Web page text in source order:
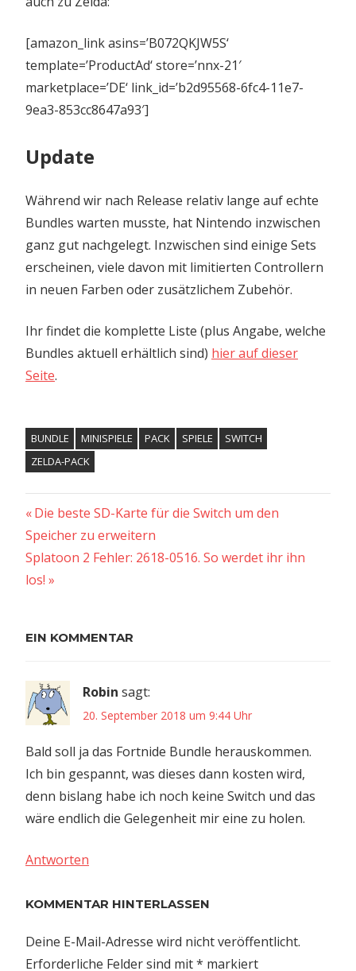
[amazon_link asins=’B072QKJW5S‘
template=’ProductAd‘ store=’nnx-21′
marketplace=’DE‘ link_id=’b2d95568-6fc4-11e7-
9ea3-853cc8647a93′]
Update
Während wir nach Release relativ lange auf echte
Bundles warten musste, hat Nintendo inzwischen
ganz gut nachgelegt. Inzwischen sind einige Sets
erscheinen, viele davon mit limitierten Controllern
in neuen Farben oder zusätzlichem Zubehör.
Ihr findet die komplette Liste (plus Angabe, welche
Bundles aktuell erhältlich sind) hier auf dieser
Seite.
BUNDLE MINISPIELE PACK SPIELE
SWITCH
ZELDA-PACK
Beitragsnavigation
Vorheriger
Beitrag:
Die beste SD-Karte für die Switch um den
Speicher zu erweitern
Nächster
Beitrag:
Splatoon 2 Fehler: 2618-0516. So werdet ihr ihn
los!
EIN KOMMENTAR
Robin sagt:
20. September 2018 um 9:44 Uhr
Bald soll ja das Fortnide Bundle herauskommen.
Ich bin gespannt, was dieses dann kosten wird,
denn bislang habe ich noch keine Switch und das
wäre endlich die Gelegenheit mir eine zu holen.
Antworten
KOMMENTAR HINTERLASSEN
Deine E-Mail-Adresse wird nicht veröffentlicht.
Erforderliche Felder sind mit* markiert